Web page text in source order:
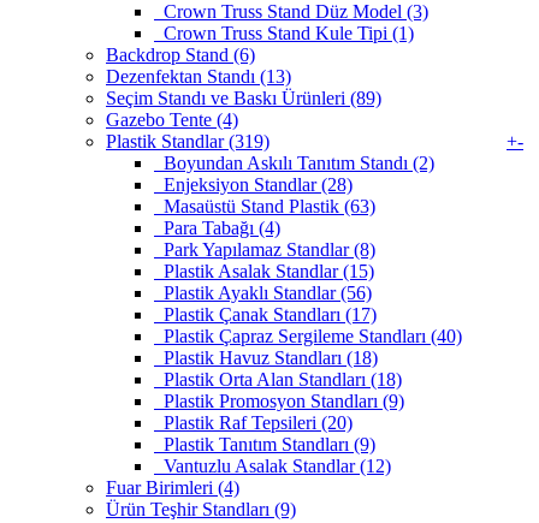
Crown Truss Stand Düz Model (3)
Crown Truss Stand Kule Tipi (1)
Backdrop Stand (6)
Dezenfektan Standı (13)
Seçim Standı ve Baskı Ürünleri (89)
Gazebo Tente (4)
Plastik Standlar (319)
+-
Boyundan Askılı Tanıtım Standı (2)
Enjeksiyon Standlar (28)
Masaüstü Stand Plastik (63)
Para Tabağı (4)
Park Yapılamaz Standlar (8)
Plastik Asalak Standlar (15)
Plastik Ayaklı Standlar (56)
Plastik Çanak Standları (17)
Plastik Çapraz Sergileme Standları (40)
Plastik Havuz Standları (18)
Plastik Orta Alan Standları (18)
Plastik Promosyon Standları (9)
Plastik Raf Tepsileri (20)
Plastik Tanıtım Standları (9)
Vantuzlu Asalak Standlar (12)
Fuar Birimleri (4)
Ürün Teşhir Standları (9)